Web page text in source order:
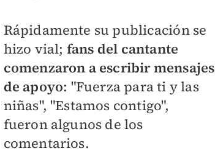
Rápidamente su publicación se
hizo vial; fans del cantante
comenzaron a escribir mensajes
de apoyo: "Fuerza para ti y las
niñas", "Estamos contigo",
fueron algunos de los
comentarios.